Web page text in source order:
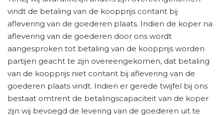
vindt de betaling van de koopprijs contant bij
aflevering van de goederen plaats. Indien de koper na
aflevering van de goederen door ons wordt
aangesproken tot betaling van de koopprijs worden
partijen geacht te zijn overeengekomen, dat betaling
van de koopprijs niet contant bij aflevering van de
goederen plaats vindt. Indien er gerede twijfel bij ons
bestaat omtrent de betalingscapaciteit van de koper
zijn wij bevoegd de levering van de goederen uit te